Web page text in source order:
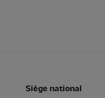
Siège national